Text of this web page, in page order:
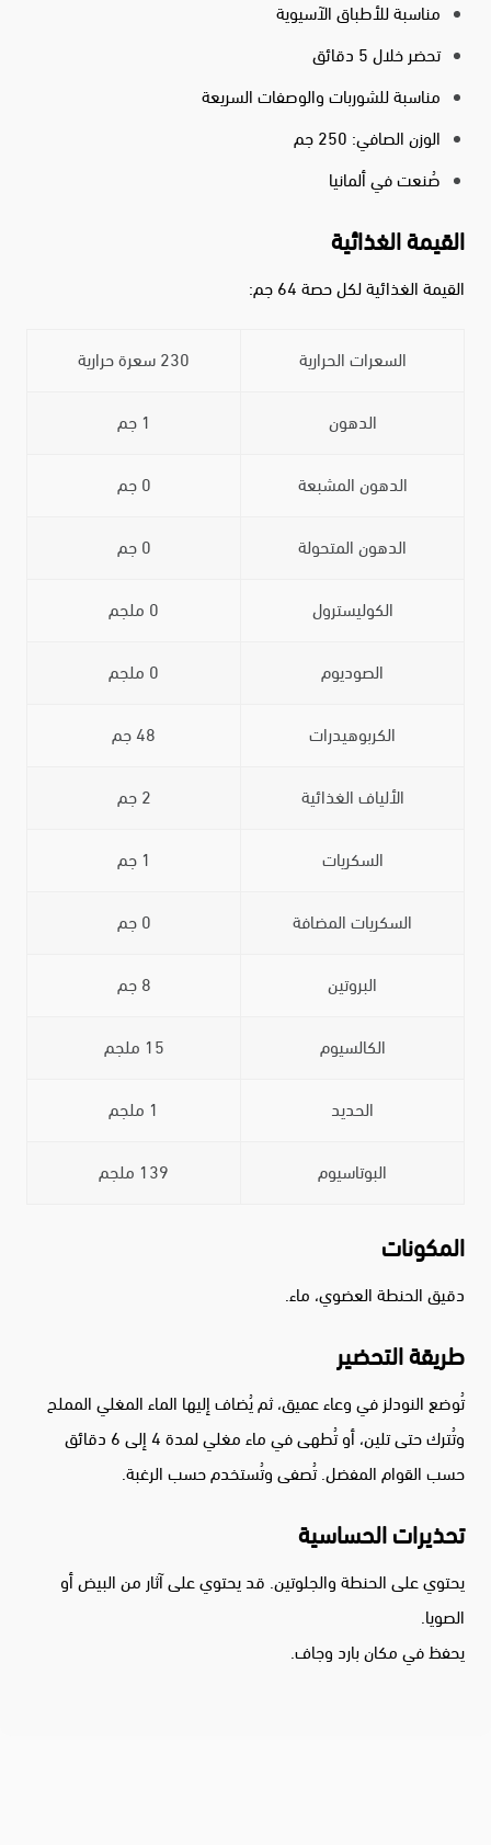
مناسبة للأطباق الآسيوية
تحضر خلال 5 دقائق
مناسبة للشوربات والوصفات السريعة
الوزن الصافي: 250 جم
صُنعت في ألمانيا
القيمة الغذائية
القيمة الغذائية لكل حصة 64 جم:
السعرات الحرارية 230 سعرة حرارية
الدهون 1 جم
الدهون المشبعة 0 جم
الدهون المتحولة 0 جم
الكوليسترول 0 ملجم
الصوديوم 0 ملجم
الكربوهيدرات 48 جم
الألياف الغذائية 2 جم
السكريات 1 جم
السكريات المضافة 0 جم
البروتين 8 جم
الكالسيوم 15 ملجم
الحديد 1 ملجم
البوتاسيوم 139 ملجم
المكونات
دقيق الحنطة العضوي، ماء.
طريقة التحضير
تُوضع النودلز في وعاء عميق، ثم يُضاف إليها الماء المغلي المملح
وتُترك حتى تلين، أو تُطهى في ماء مغلي لمدة 4 إلى 6 دقائق
حسب القوام المفضل. تُصفى وتُستخدم حسب الرغبة.
تحذيرات الحساسية
يحتوي على الحنطة والجلوتين. قد يحتوي على آثار من البيض أو
الصويا.
يحفظ في مكان بارد وجاف.